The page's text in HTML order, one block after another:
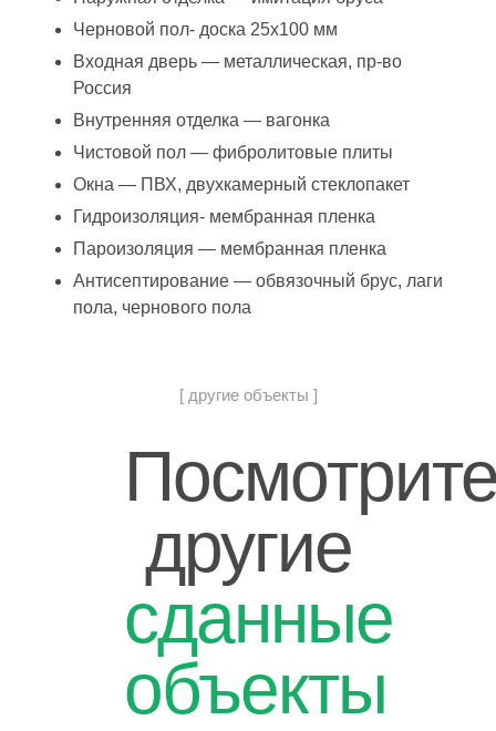
Черновой пол- доска 25х100 мм
Входная дверь — металлическая, пр-во
Россия
Внутренняя отделка — вагонка
Чистовой пол — фибролитовые плиты
Окна — ПВХ, двухкамерный стеклопакет
Гидроизоляция- мембранная пленка
Пароизоляция — мембранная пленка
Антисептирование — обвязочный брус, лаги
пола, чернового пола
[ другие объекты ]
другие
сданные
объекты